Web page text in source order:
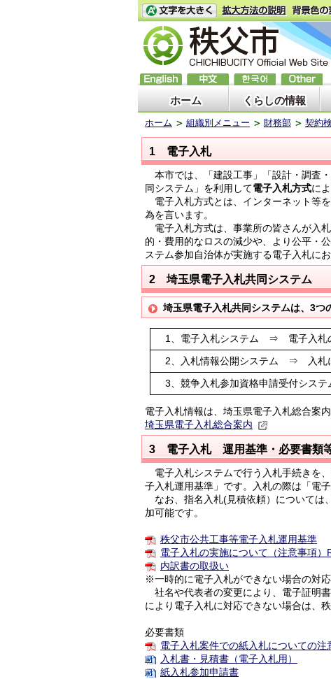
ホーム くらしの情報
ホーム 組織別メニュー 財務部 契約
1 電子入札
本市では、「建設工事」「設計・調査
同システム」を利用して電子入札方式に
電子入札方式とは、インターネット等
為を言います。
電子入札方式は、事業所の皆さんが入
的・費用的なロスの減少や、より公平・
ステム参加自治体が実施する電子入札に
2 埼玉県電子入札共同システム
埼玉県電子入札共同システムは、3つ
1、電子入札システム ⇒ 電子入札
2、入札情報公開システム ⇒ 入札
3、競争入札参加資格申請受付シス
電子入札情報は、埼玉県電子入札総合案
埼玉県電子入札総合案内
3 電子入札 運用基準・必要書類
電子入札システムで行う入札手続きを
子入札運用基準」です。入札の際は「電
なお、指名入札(見積依頼）については
加可能です。
秩父市公共工事等電子入札運用基準
電子入札の実施について（注意事項）
内訳書の取扱い
※一時的に電子入札ができない場合の対応
社名や代表者の変更により、電子証明
により電子入札に対応できない場合は、
必要書類
電子入札案件での紙入札についての
入札書・見積書（電子入札用）
紙入札参加申請書